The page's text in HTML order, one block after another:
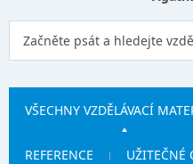
VŠECHNY VZDĚLÁVACÍ
REFERENCE UŽITEČNÉ